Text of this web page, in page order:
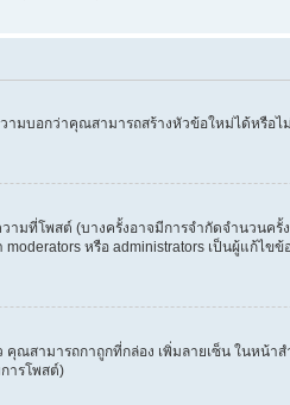
บอกว่าคุณสามารถสร้างหัวข้อใหม่ได้หรือ
มที่โพสต์ (บางครั้งอาจมีการจำกัดจำนวน
หรือ administrators เป็นผู้แก้ไข
ามารถกาถูกที่กล่อง เพิ่มลายเซ็น ในหน้า
ารโพสต์)